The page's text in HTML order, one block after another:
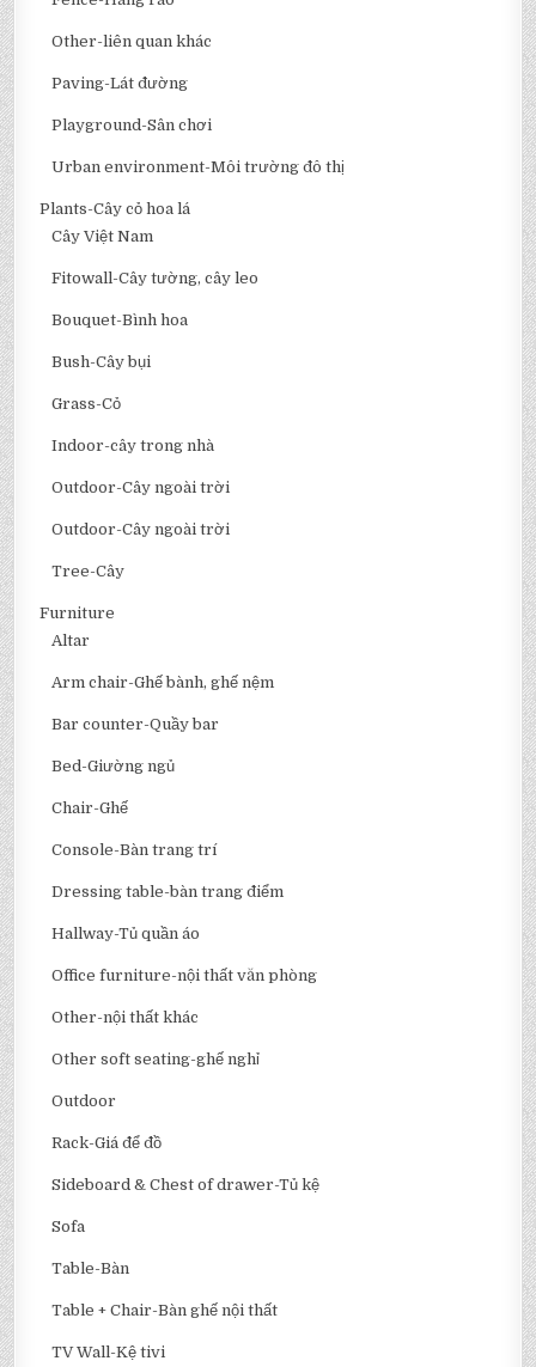
Other-liên quan khác
Paving-Lát đường
Playground-Sân chơi
Urban environment-Môi trường đô thị
Plants-Cây cỏ hoa lá
Cây Việt Nam
Fitowall-Cây tường, cây leo
Bouquet-Bình hoa
Bush-Cây bụi
Grass-Cỏ
Indoor-cây trong nhà
Outdoor-Cây ngoài trời
Outdoor-Cây ngoài trời
Tree-Cây
Furniture
Altar
Arm chair-Ghế bành, ghế nệm
Bar counter-Quầy bar
Bed-Giường ngủ
Chair-Ghế
Console-Bàn trang trí
Dressing table-bàn trang điểm
Hallway-Tủ quần áo
Office furniture-nội thất văn phòng
Other-nội thất khác
Other soft seating-ghế nghỉ
Outdoor
Rack-Giá để đồ
Sideboard & Chest of drawer-Tủ kệ
Sofa
Table-Bàn
Table + Chair-Bàn ghế nội thất
TV Wall-Kệ tivi